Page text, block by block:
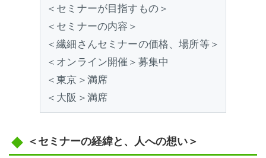
＜セミナーが目指すもの＞
＜セミナーの内容＞
＜繊細さんセミナーの価格、場所等＞
＜オンライン開催＞募集中
＜東京＞満席
＜大阪＞満席
＜セミナーの経緯と、人への想い＞